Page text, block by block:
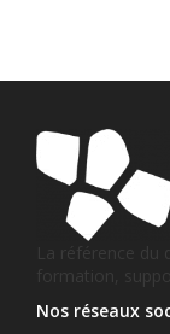
La référence
formation,
Nos réseaux